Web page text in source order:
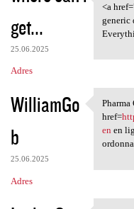
get...
25.06.2025
Adres
<a
generic
WilliamGo
b
25.06.2025
Adres
Pharma
href=
en en